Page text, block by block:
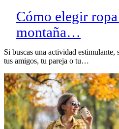
Cómo elegir
montaña…
Si buscas una actividad estimulante,
tus amigos, tu pareja o tu…